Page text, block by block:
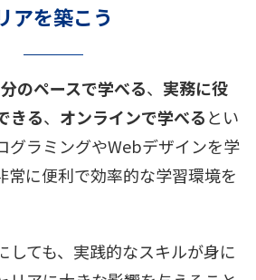
アを築こう
のペースで学べる、 実務に役
きる、 オンラインで学べるとい
グラミングやWebデザインを学
常に便利で効率的な学習環境を
しても、実践的なスキルが身に